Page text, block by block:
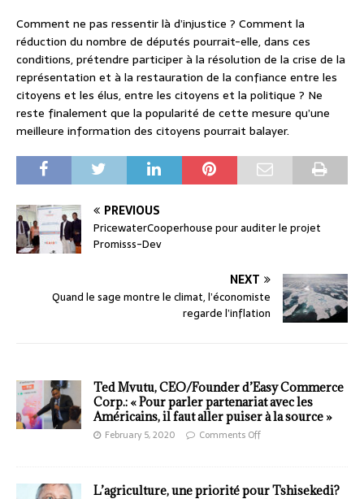
Comment ne pas ressentir là d’injustice ? Comment la
réduction du nombre de députés pourrait-elle, dans ces
conditions, prétendre participer à la résolution de la crise de la
représentation et à la restauration de la confiance entre les
citoyens et les élus, entre les citoyens et la politique ? Ne
reste finalement que la popularité de cette mesure qu’une
meilleure information des citoyens pourrait balayer.
PREVIOUS
PricewaterCooperhouse pour auditer le projet
Promisss-Dev
NEXT
Quand le sage montre le climat, l’économiste
regarde l’inflation
Ted Mvutu, CEO/Founder d’Easy Commerce
Corp.: « Pour parler partenariat avec les
Américains, il faut aller puiser à la source »
February 5, 2020 Comments Off
L’agriculture, une priorité pour Tshisekedi?